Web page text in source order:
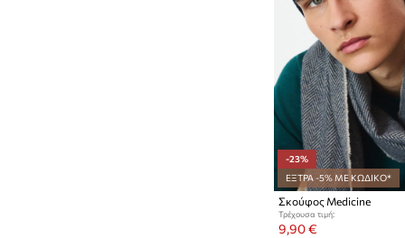
-23%
ΕΞΤΡΑ -5% ΜΕ ΚΩΔΙΚΟ*
Σκούφος Medicine
Τρέχουσα τιμή:
9,90 €